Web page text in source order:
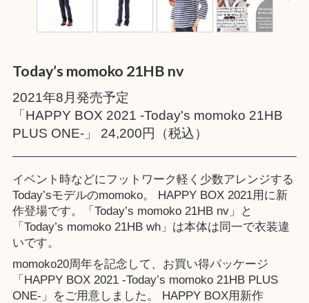
Today’s momoko 21HB nv
2021年8月発売予定
「HAPPY BOX 2021 -Today's momoko 21HB
PLUS ONE-」 24,200円（税込）
イベント時などにフットワーク軽く少数アレンジする
Today’sモデルのmomoko。 HAPPY BOX 2021用に新
作登場です。「Today’s momoko 21HB nv」と
「Today’s momoko 21HB wh」は本体は同一で衣装違
いです。
momoko20周年を記念して、お買い得パッケージ
「HAPPY BOX 2021 -Today’s momoko 21HB PLUS
ONE-」をご用意しました。 HAPPY BOX用新作